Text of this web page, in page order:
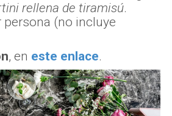
rellena de tiramisú.
persona (no incluye
, en este enlace.